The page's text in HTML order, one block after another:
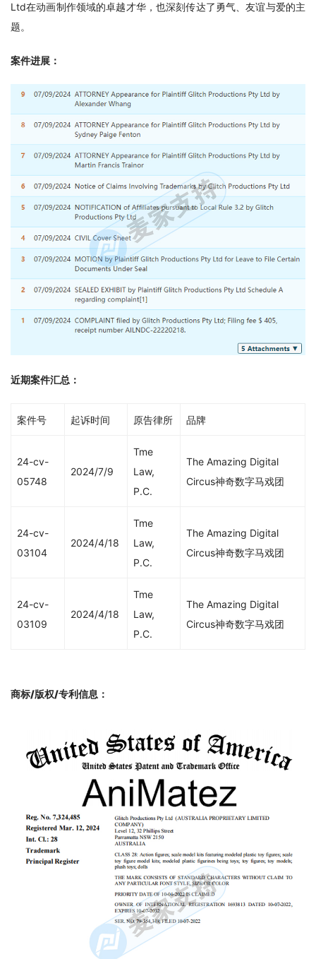
Ltd在动画制作领域的卓越才华，也深刻传达了勇气、友谊与爱的主
题。
案件进展：
近期案件汇总：
案件号 起诉时间 原告律所 品牌
24-cv-
05748
2024/7/9
Tme
Law,
P.C.
The Amazing Digital
Circus神奇数字马戏团
24-cv-
03104
2024/4/18
Tme
Law,
P.C.
The Amazing Digital
Circus神奇数字马戏团
24-cv-
03109
2024/4/18
Tme
Law,
P.C.
The Amazing Digital
Circus神奇数字马戏团
商标/版权/专利信息 ：